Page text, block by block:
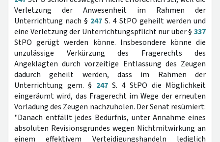
Verletzung der Anwesenheit im Rahmen der
Unterrichtung nach § 247 S. 4 StPO geheilt werden und
eine Verletzung der Unterrichtungspflicht nur über § 337
StPO gerügt werden könne. Insbesondere könne die
unzulässige Verkürzung des Fragerechts des
Angeklagten durch vorzeitige Entlassung des Zeugen
dadurch geheilt werden, dass im Rahmen der
Unterrichtung gem. § 247S. 4 StPO die Möglichkeit
eingeräumt wird, das Fragerecht im Wege der erneuten
Vorladung des Zeugen nachzuholen. Der Senat resümiert:
"Danach entfällt jedes Bedürfnis, unter Annahme eines
absoluten Revisionsgrundes wegen Nichtmitwirkung an
einem effektivem Verteidigungshandeln lediglich